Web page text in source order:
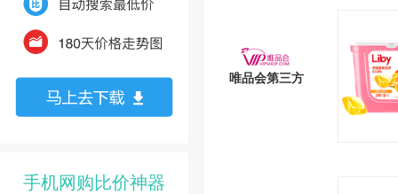
手机网购比价神器
唯品会第三方